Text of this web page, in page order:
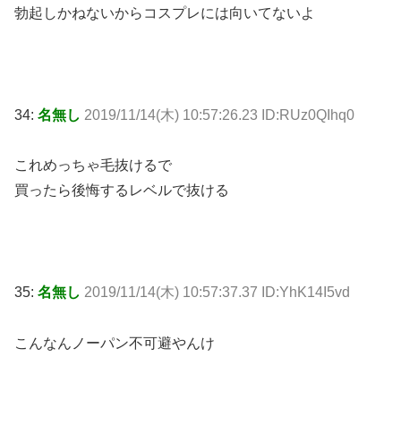
勃起しかねないからコスプレには向いてないよ
34: 名無し 2019/11/14(木) 10:57:26.23 ID:RUz0QIhq0
これめっちゃ毛抜けるで
買ったら後悔するレベルで抜ける
35: 名無し 2019/11/14(木) 10:57:37.37 ID:YhK14I5vd
こんなんノーパン不可避やんけ